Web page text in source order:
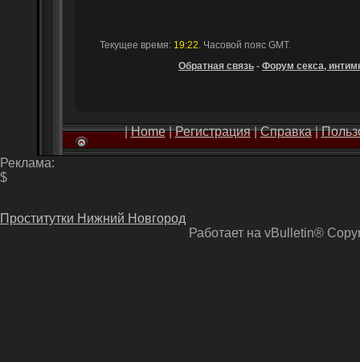
Текущее время: 19:22. Часовой пояс GMT.
Обратная связь - Форум секса,
|Home|Регистрация|Справка|
Реклама:
$
Проститутки Нижний Новгород
Работает на vBulletin®